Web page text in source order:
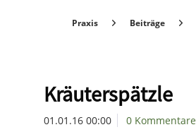
Praxis Beiträge
Kräuterspätzle
01.01.16 00:00 0 Kommentare